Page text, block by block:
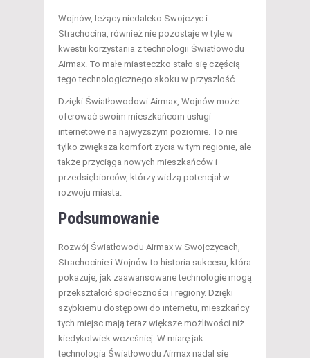
Wojnów, leżący niedaleko Swojczyc i
Strachocina, również nie pozostaje w tyle w
kwestii korzystania z technologii Światłowodu
Airmax. To małe miasteczko stało się częścią
tego technologicznego skoku w przyszłość.
Dzięki Światłowodowi Airmax, Wojnów może
oferować swoim mieszkańcom usługi
internetowe na najwyższym poziomie. To nie
tylko zwiększa komfort życia w tym regionie, ale
także przyciąga nowych mieszkańców i
przedsiębiorców, którzy widzą potencjał w
rozwoju miasta.
Podsumowanie
Rozwój Światłowodu Airmax w Swojczycach,
Strachocinie i Wojnów to historia sukcesu, która
pokazuje, jak zaawansowane technologie mogą
przekształcić społeczności i regiony. Dzięki
szybkiemu dostępowi do internetu, mieszkańcy
tych miejsc mają teraz większe możliwości niż
kiedykolwiek wcześniej. W miarę jak
technologia Światłowodu Airmax nadal się